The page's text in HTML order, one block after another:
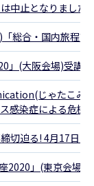
中止となりました
総合・国内旅程管
」(大阪会場)受講
じゃたこみ)
感染症による危機
切迫る! 4月17日(
2020」(東京会場)